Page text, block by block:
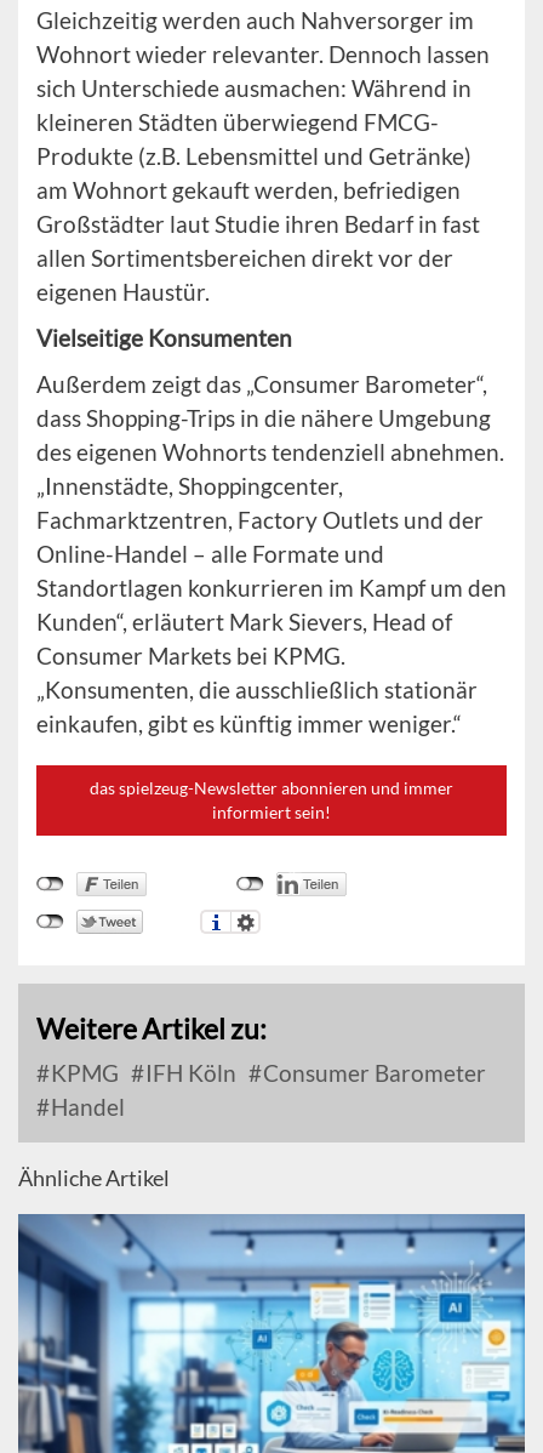
Gleichzeitig werden auch Nahversorger im
Wohnort wieder relevanter. Dennoch lassen
sich Unterschiede ausmachen: Während in
kleineren Städten überwiegend FMCG-
Produkte (z.B. Lebensmittel und Getränke)
am Wohnort gekauft werden, befriedigen
Großstädter laut Studie ihren Bedarf in fast
allen Sortimentsbereichen direkt vor der
eigenen Haustür.
Vielseitige Konsumenten
Außerdem zeigt das „Consumer Barometer“,
dass Shopping-Trips in die nähere Umgebung
des eigenen Wohnorts tendenziell abnehmen.
„Innenstädte, Shoppingcenter,
Fachmarktzentren, Factory Outlets und der
Online-Handel – alle Formate und
Standortlagen konkurrieren im Kampf um den
Kunden“, erläutert Mark Sievers, Head of
Consumer Markets bei KPMG.
„Konsumenten, die ausschließlich stationär
einkaufen, gibt es künftig immer weniger.“
das spielzeug-Newsletter abonnieren und immer
informiert sein!
Weitere Artikel zu:
KPMG IFH Köln
Consumer Barometer
Handel
Ähnliche Artikel